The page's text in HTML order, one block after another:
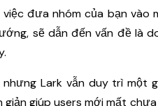
đưa nhóm của bạn vào
sẽ dẫn đến vấn đề là
Lark vẫn duy trì một
giúp users mới mất